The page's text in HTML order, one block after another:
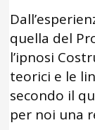
quella del
l’ipnosi
teorici e le
secondo il
per noi una